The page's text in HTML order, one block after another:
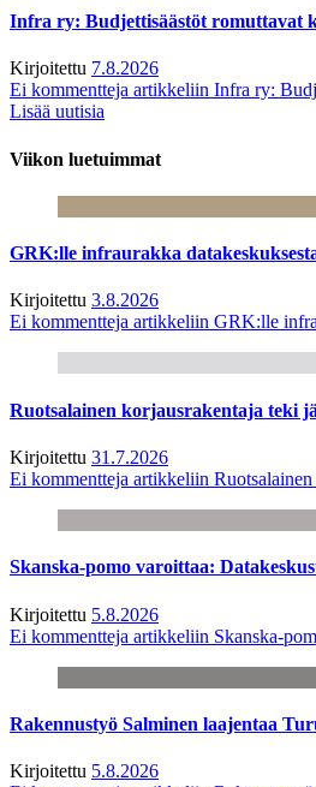
Infra ry: Budjettisäästöt romuttavat
Kirjoitettu 7.8.2026
Ei kommentteja artikkeliin Infra ry:
Lisää uutisia
Viikon luetuimmat
GRK:lle infraurakka
Kirjoitettu 3.8.2026
Ei kommentteja artikkeliin GRK:lle
Ruotsalainen korjausrakentaja teki
Kirjoitettu 31.7.2026
Ei kommentteja artikkeliin Ruotsalainen
Skanska-pomo varoittaa:
Kirjoitettu 5.8.2026
Ei kommentteja artikkeliin Skanska-
Rakennustyö Salminen laajentaa
Kirjoitettu 5.8.2026